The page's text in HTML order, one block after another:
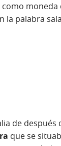
como moneda
la palabra
de después
que se